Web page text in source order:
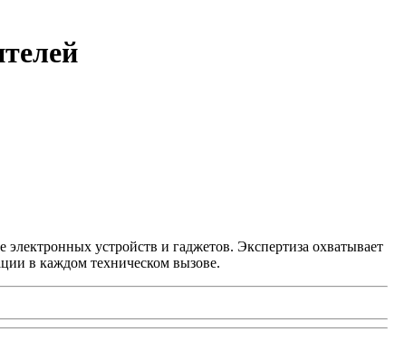
устройств и гаджетов. Экспертиза охватывает
в каждом техническом вызове.